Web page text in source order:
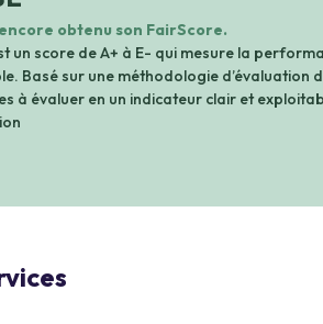
obtenu son FairScore.
un score de A+ à E- qui mesure la
Basé sur une méthodologie d’évaluation
à évaluer en un indicateur clair et